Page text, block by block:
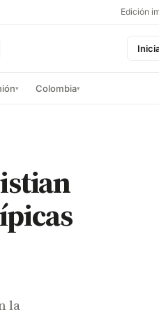
Edición
▾ Colombia▾
la